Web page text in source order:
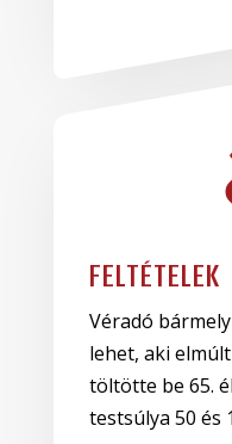
FELTÉTELEK
Véradó
lehet, aki
töltötte be 65.
testsúlya 50 és